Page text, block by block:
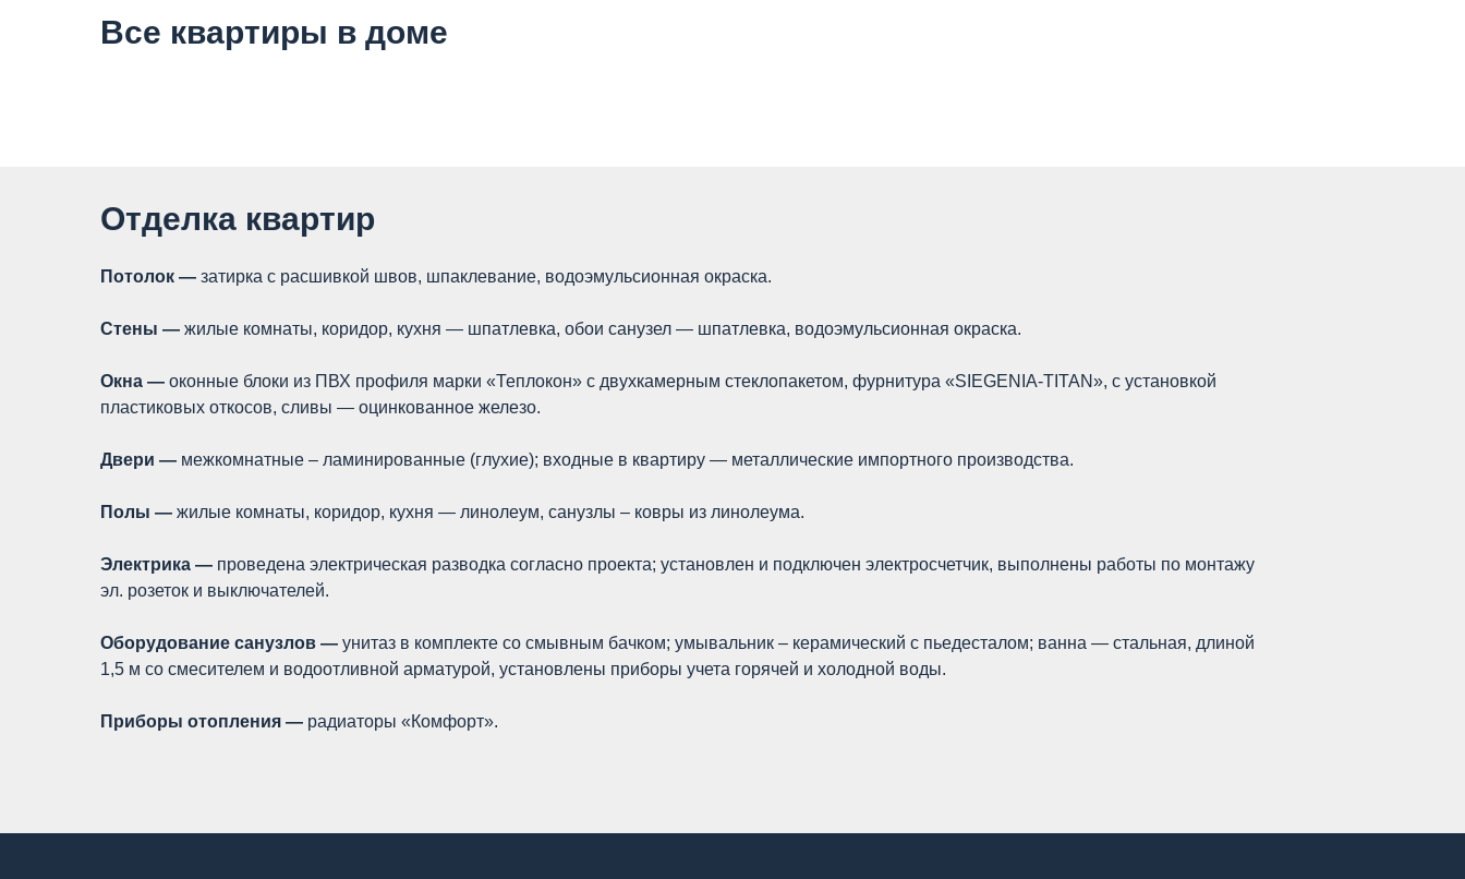
Все квартиры в доме
Отделка квартир
Потолок — затирка с расшивкой швов, шпаклевание, водоэмульсионная окраска.
Стены — жилые комнаты, коридор, кухня — шпатлевка, обои санузел — шпатлевка, водоэмульсионная окраска.
Окна — оконные блоки из ПВХ профиля марки «Теплокон» с двухкамерным стеклопакетом, фурнитура «SIEGENIA-TITAN», с установкой
пластиковых откосов, сливы — оцинкованное железо.
Двери — межкомнатные – ламинированные (глухие); входные в квартиру — металлические импортного производства.
Полы — жилые комнаты, коридор, кухня — линолеум, санузлы – ковры из линолеума.
Электрика — проведена электрическая разводка согласно проекта; установлен и подключен электросчетчик, выполнены работы по монтажу
эл. розеток и выключателей.
Оборудование санузлов — унитаз в комплекте со смывным бачком; умывальник – керамический с пьедесталом; ванна — стальная, длиной
1,5 м со смесителем и водоотливной арматурой, установлены приборы учета горячей и холодной воды.
Приборы отопления — радиаторы «Комфорт».